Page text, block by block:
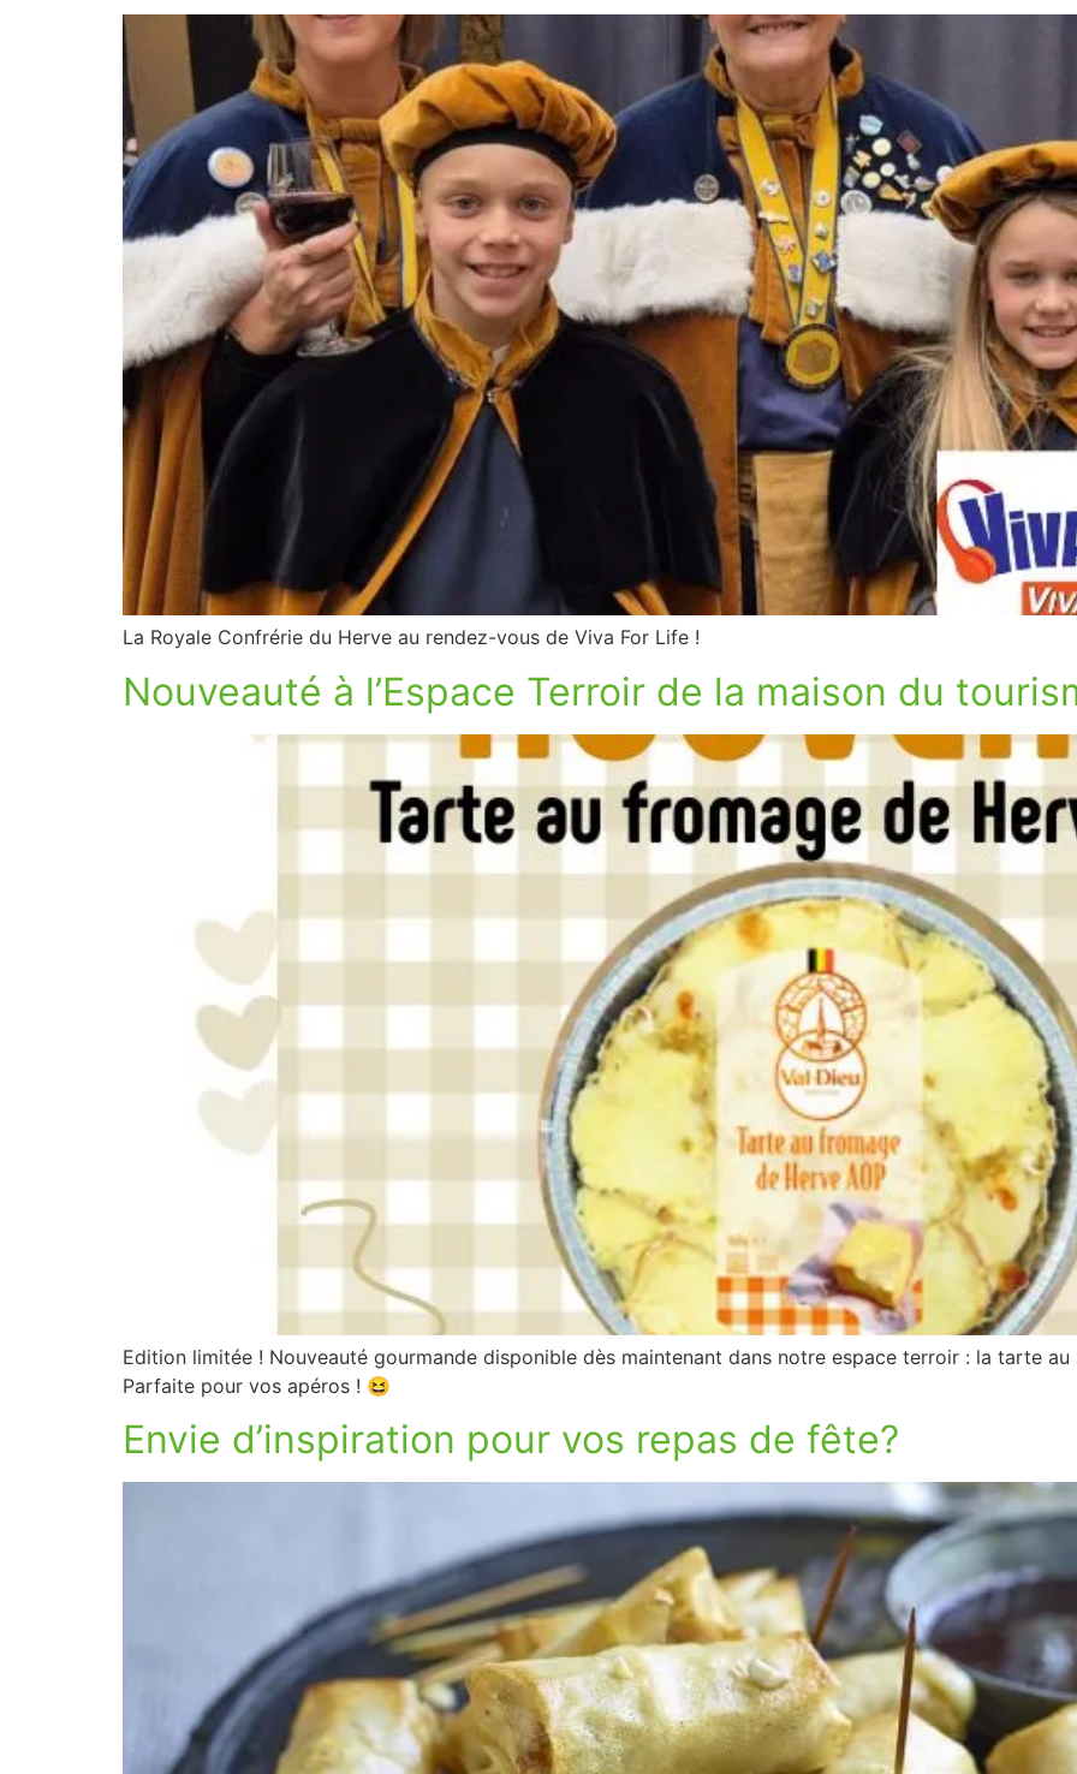
La Royale Confrérie du Herve au rendez-vous de Viva For Life !
Nouveauté à l’Espace Terroir de la maison du
Edition limitée ! Nouveauté gourmande disponible dès maintenant dans notre espace terroir : la tarte au
Parfaite pour vos apéros ! 😆
Envie d’inspiration pour vos repas de fête?